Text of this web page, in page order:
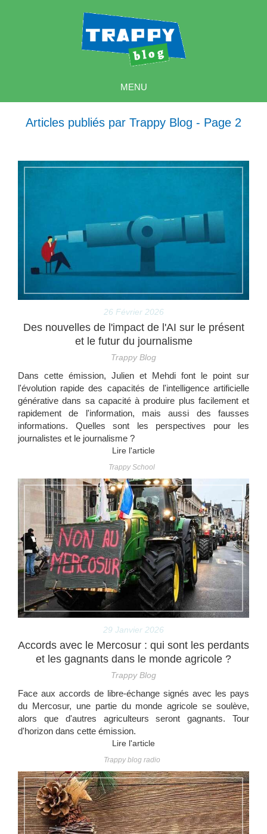
MENU
Articles publiés par Trappy Blog - Page 2
26 Février 2026
Des nouvelles de l'impact de l'AI sur le présent
et le futur du journalisme
Trappy Blog
Dans cette émission, Julien et Mehdi font le point sur
l'évolution rapide des capacités de l'intelligence artificielle
générative dans sa capacité à produire plus facilement et
rapidement de l'information, mais aussi des fausses
informations. Quelles sont les perspectives pour les
journalistes et le journalisme ?
Lire l'article
Trappy School
29 Janvier 2026
Accords avec le Mercosur : qui sont les perdants
et les gagnants dans le monde agricole ?
Trappy Blog
Face aux accords de libre-échange signés avec les pays
du Mercosur, une partie du monde agricole se soulève,
alors que d'autres agriculteurs seront gagnants. Tour
d'horizon dans cette émission.
Lire l'article
Trappy blog radio